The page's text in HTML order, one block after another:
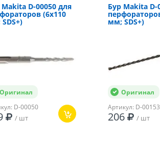
Регулировка частоты вращения
Сила удара
D-00050 для
(6х110
Оригинал
D-00050
/ шт
Бур Makita D-
мм; SDS+)
Оригинал
Артикул: D-00153
206 / шт